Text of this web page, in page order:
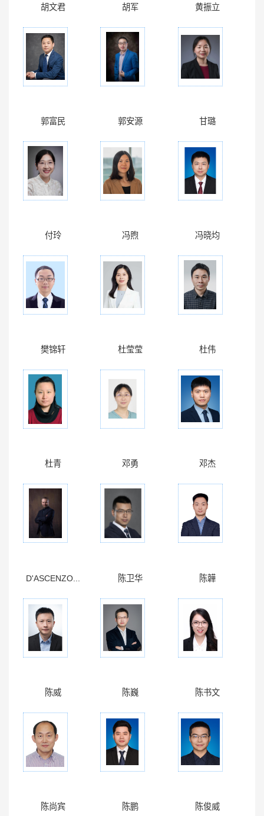
胡文君 胡军 黄振立
郭富民 郭安源 甘璐
付玲 冯煦 冯晓均
樊锦轩 杜莹莹 杜伟
杜青 邓勇 邓杰
D'ASCENZO... 陈卫华 陈韡
陈威 陈巍 陈书文
陈尚宾 陈鹏 陈俊威